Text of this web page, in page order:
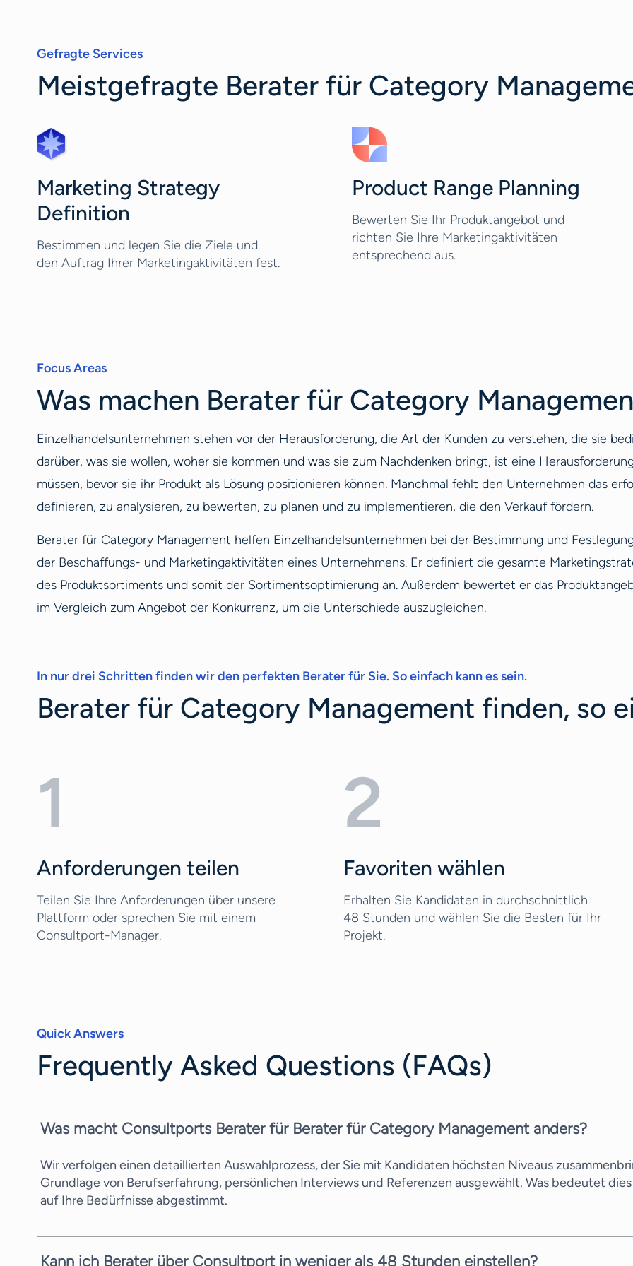
Gefragte Services
Meistgefragte Berater für Category
Marketing Strategy
Definition
Bestimmen und legen Sie die Ziele und
den Auftrag Ihrer Marketingaktivitäten fest.
Product Range Planning
Bewerten Sie Ihr Produktangebot und
richten Sie Ihre Marketingaktivitäten
entsprechend aus.
Focus Areas
Was machen Berater für Category
Einzelhandelsunternehmen stehen vor der Herausforderung, die Art der Kunden zu verstehen, die sie
darüber, was sie wollen, woher sie kommen und was sie zum Nachdenken bringt, ist eine
müssen, bevor sie ihr Produkt als Lösung positionieren können. Manchmal fehlt den Unternehmen das
definieren, zu analysieren, zu bewerten, zu planen und zu implementieren, die den Verkauf fördern.
Berater für Category Management helfen Einzelhandelsunternehmen bei der Bestimmung und
der Beschaffungs- und Marketingaktivitäten eines Unternehmens. Er definiert die gesamte
des Produktsortiments und somit der Sortimentsoptimierung an. Außerdem bewertet er das
im Vergleich zum Angebot der Konkurrenz, um die Unterschiede auszugleichen.
In nur drei Schritten finden wir den perfekten Berater für Sie. So einfach kann es sein.
Berater für Category Management finden, so
1
Anforderungen teilen
Teilen Sie Ihre Anforderungen über unsere
Plattform oder sprechen Sie mit einem
Consultport-Manager.
2
Favoriten wählen
Erhalten Sie Kandidaten in durchschnittlich
48 Stunden und wählen Sie die Besten für Ihr
Projekt.
Quick Answers
Frequently Asked Questions (FAQs)
Was macht Consultports Berater für Berater für Category Management anders?
Wir verfolgen einen detaillierten Auswahlprozess, der Sie mit Kandidaten höchsten Niveaus
Grundlage von Berufserfahrung, persönlichen Interviews und Referenzen ausgewählt. Was bedeutet
auf Ihre Bedürfnisse abgestimmt.
Kann ich Berater über Consultport in weniger als 48 Stunden einstellen?